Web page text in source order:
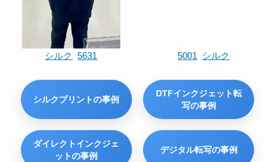
シルク 5631 5001 シルク
シルクプリントの事例
DTFインクジェット転
写の事例
ダイレクトインクジェ
ットの事例
デジタル転写の事例